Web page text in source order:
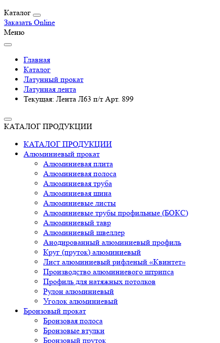
Каталог
Заказать Online
Меню
Главная
Каталог
Латунный прокат
Латунная лента
Текущая: Лента Л63 п/т Арт. 899
КАТАЛОГ ПРОДУКЦИИ
КАТАЛОГ ПРОДУКЦИИ
Алюминиевый прокат
Алюминиевая плита
Алюминиевая полоса
Алюминиевая труба
Алюминиевая шина
Алюминиевые листы
Алюминиевые трубы профильные (БОКС)
Алюминиевый тавр
Алюминиевый швеллер
Анодированный алюминиевый профиль
Круг (пруток) алюминиевый
Лист алюминиевый рифленый «Квинтет»
Производство алюминиевого штрипса
Профиль для натяжных потолков
Рулон алюминиевый
Уголок алюминиевый
Бронзовый прокат
Бронзовая полоса
Бронзовые втулки
Бронзовый пруток